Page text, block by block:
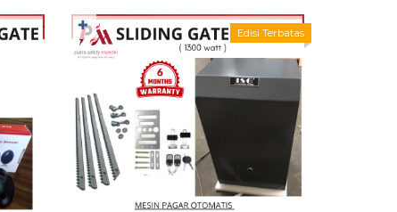
Edisi Terbatas
✚